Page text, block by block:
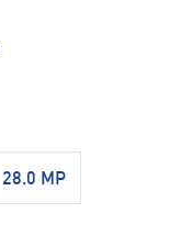
28.0 MP